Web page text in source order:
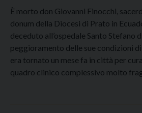
È morto don Giovanni Finocchi,
donum della Diocesi di Prato in
deceduto all’ospedale Santo Stefano
peggioramento delle sue condizioni
era tornato un mese fa in città per
quadro clinico complessivo molto